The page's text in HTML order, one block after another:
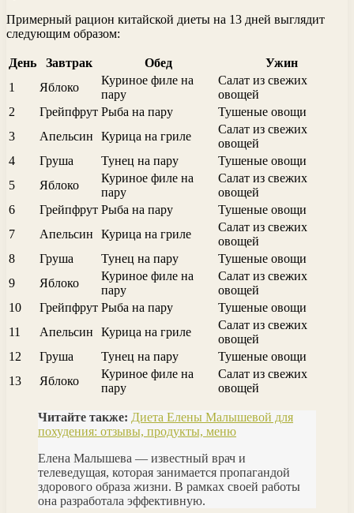
Примерный рацион китайской диеты на 13 дней выглядит
следующим образом:
День Завтрак Обед
Ужин
1
Яблоко
Куриное филе на
пару
Салат из свежих
овощей
2
Грейпфрут Рыба на пару
Тушеные овощи
3
Апельсин Курица на гриле
Салат из свежих
овощей
4
Груша Тунец на пару
Тушеные овощи
5
Яблоко
Куриное филе на
пару
Салат из свежих
овощей
6
Грейпфрут Рыба на пару
Тушеные овощи
7
Апельсин Курица на гриле
Салат из свежих
овощей
8
Груша Тунец на пару
Тушеные овощи
9
Яблоко
Куриное филе на
пару
Салат из свежих
овощей
10
Грейпфрут Рыба на пару
Тушеные овощи
11
Апельсин Курица на гриле
Салат из свежих
овощей
12
Груша Тунец на пару
Тушеные овощи
13
Яблоко
Куриное филе на
пару
Салат из свежих
овощей
Читайте также: Диета Елены Малышевой для
похудения: отзывы, продукты, меню
Елена Малышева — известный врач и
телеведущая, которая занимается пропагандой
здорового образа жизни. В рамках своей работы
она разработала эффективную.